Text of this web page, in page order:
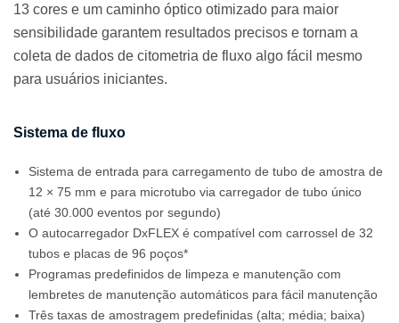
13 cores e um caminho óptico otimizado para maior
sensibilidade garantem resultados precisos e tornam a
coleta de dados de citometria de fluxo algo fácil mesmo
para usuários iniciantes.
Sistema de fluxo
Sistema de entrada para carregamento de tubo de amostra de
12 × 75 mm e para microtubo via carregador de tubo único
(até 30.000 eventos por segundo)
O autocarregador DxFLEX é compatível com carrossel de 32
tubos e placas de 96 poços*
Programas predefinidos de limpeza e manutenção com
lembretes de manutenção automáticos para fácil manutenção
Três taxas de amostragem predefinidas (alta; média; baixa)